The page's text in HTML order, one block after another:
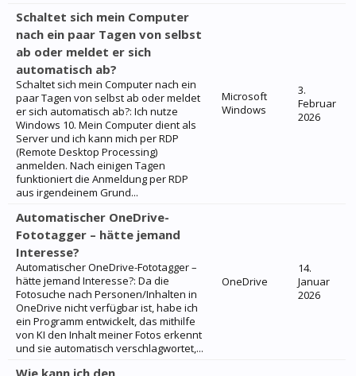
Schaltet sich mein Computer
nach ein paar Tagen von selbst
ab oder meldet er sich
automatisch ab?
Schaltet sich mein Computer nach ein
paar Tagen von selbst ab oder meldet
er sich automatisch ab?: Ich nutze
Windows 10. Mein Computer dient als
Server und ich kann mich per RDP
(Remote Desktop Processing)
anmelden. Nach einigen Tagen
funktioniert die Anmeldung per RDP
aus irgendeinem Grund...
Microsoft
Windows
3.
Februar
2026
Automatischer OneDrive-
Fototagger – hätte jemand
Interesse?
Automatischer OneDrive-Fototagger –
hätte jemand Interesse?: Da die
Fotosuche nach Personen/Inhalten in
OneDrive nicht verfügbar ist, habe ich
ein Programm entwickelt, das mithilfe
von KI den Inhalt meiner Fotos erkennt
und sie automatisch verschlagwortet,...
OneDrive
14.
Januar
2026
Wie kann ich den